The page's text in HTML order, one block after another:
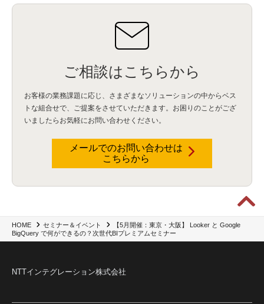
HOME セミナー＆イベント
【5月開催：東京・大阪】 Looker と Google
BigQuery で何ができるの？次世代BIプレミアムセミナー
ご相談はこちらから
お客様の業務課題に応じ、さまざまなソリューションの中からベス
トな組合せで、
ご提案をさせていただきます。お困りのことがござ
いましたらお気軽にお問い合わせください。
メールでのお問い合わせは
こちらから
NTTインテグレーション株式会社